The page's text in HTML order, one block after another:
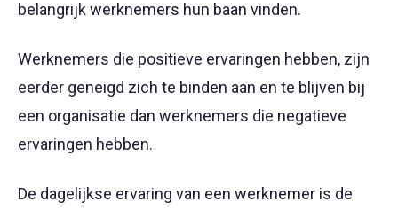
belangrijk werknemers hun baan vinden.
Werknemers die positieve ervaringen hebben, zijn
eerder geneigd zich te binden aan en te blijven bij
een organisatie dan werknemers die negatieve
ervaringen hebben.
De dagelijkse ervaring van een werknemer is de